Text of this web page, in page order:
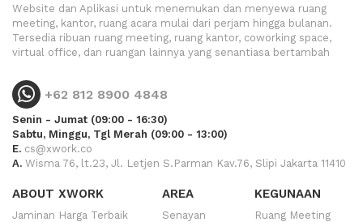
Website dan Aplikasi untuk menemukan dan menyewa ruang
meeting, kantor, ruang acara mulai dari perjam hingga bulanan.
Tersedia ribuan ruang meeting, ruang kantor, coworking space,
virtual office, dan ruangan lainnya yang senantiasa bertambah
+62 812 8900 4848
Senin - Jumat (09:00 - 16:30)
Sabtu, Minggu, Tgl Merah (09:00 - 13:00)
E. cs@xwork.co
A. Wisma 76, lt.23, Jl. Letjen S.Parman Kav.76, Slipi Jakarta 11410
ABOUT XWORK
Jaminan Harga Terbaik
AREA
Senayan
KEGUNAAN
Ruang Meeting